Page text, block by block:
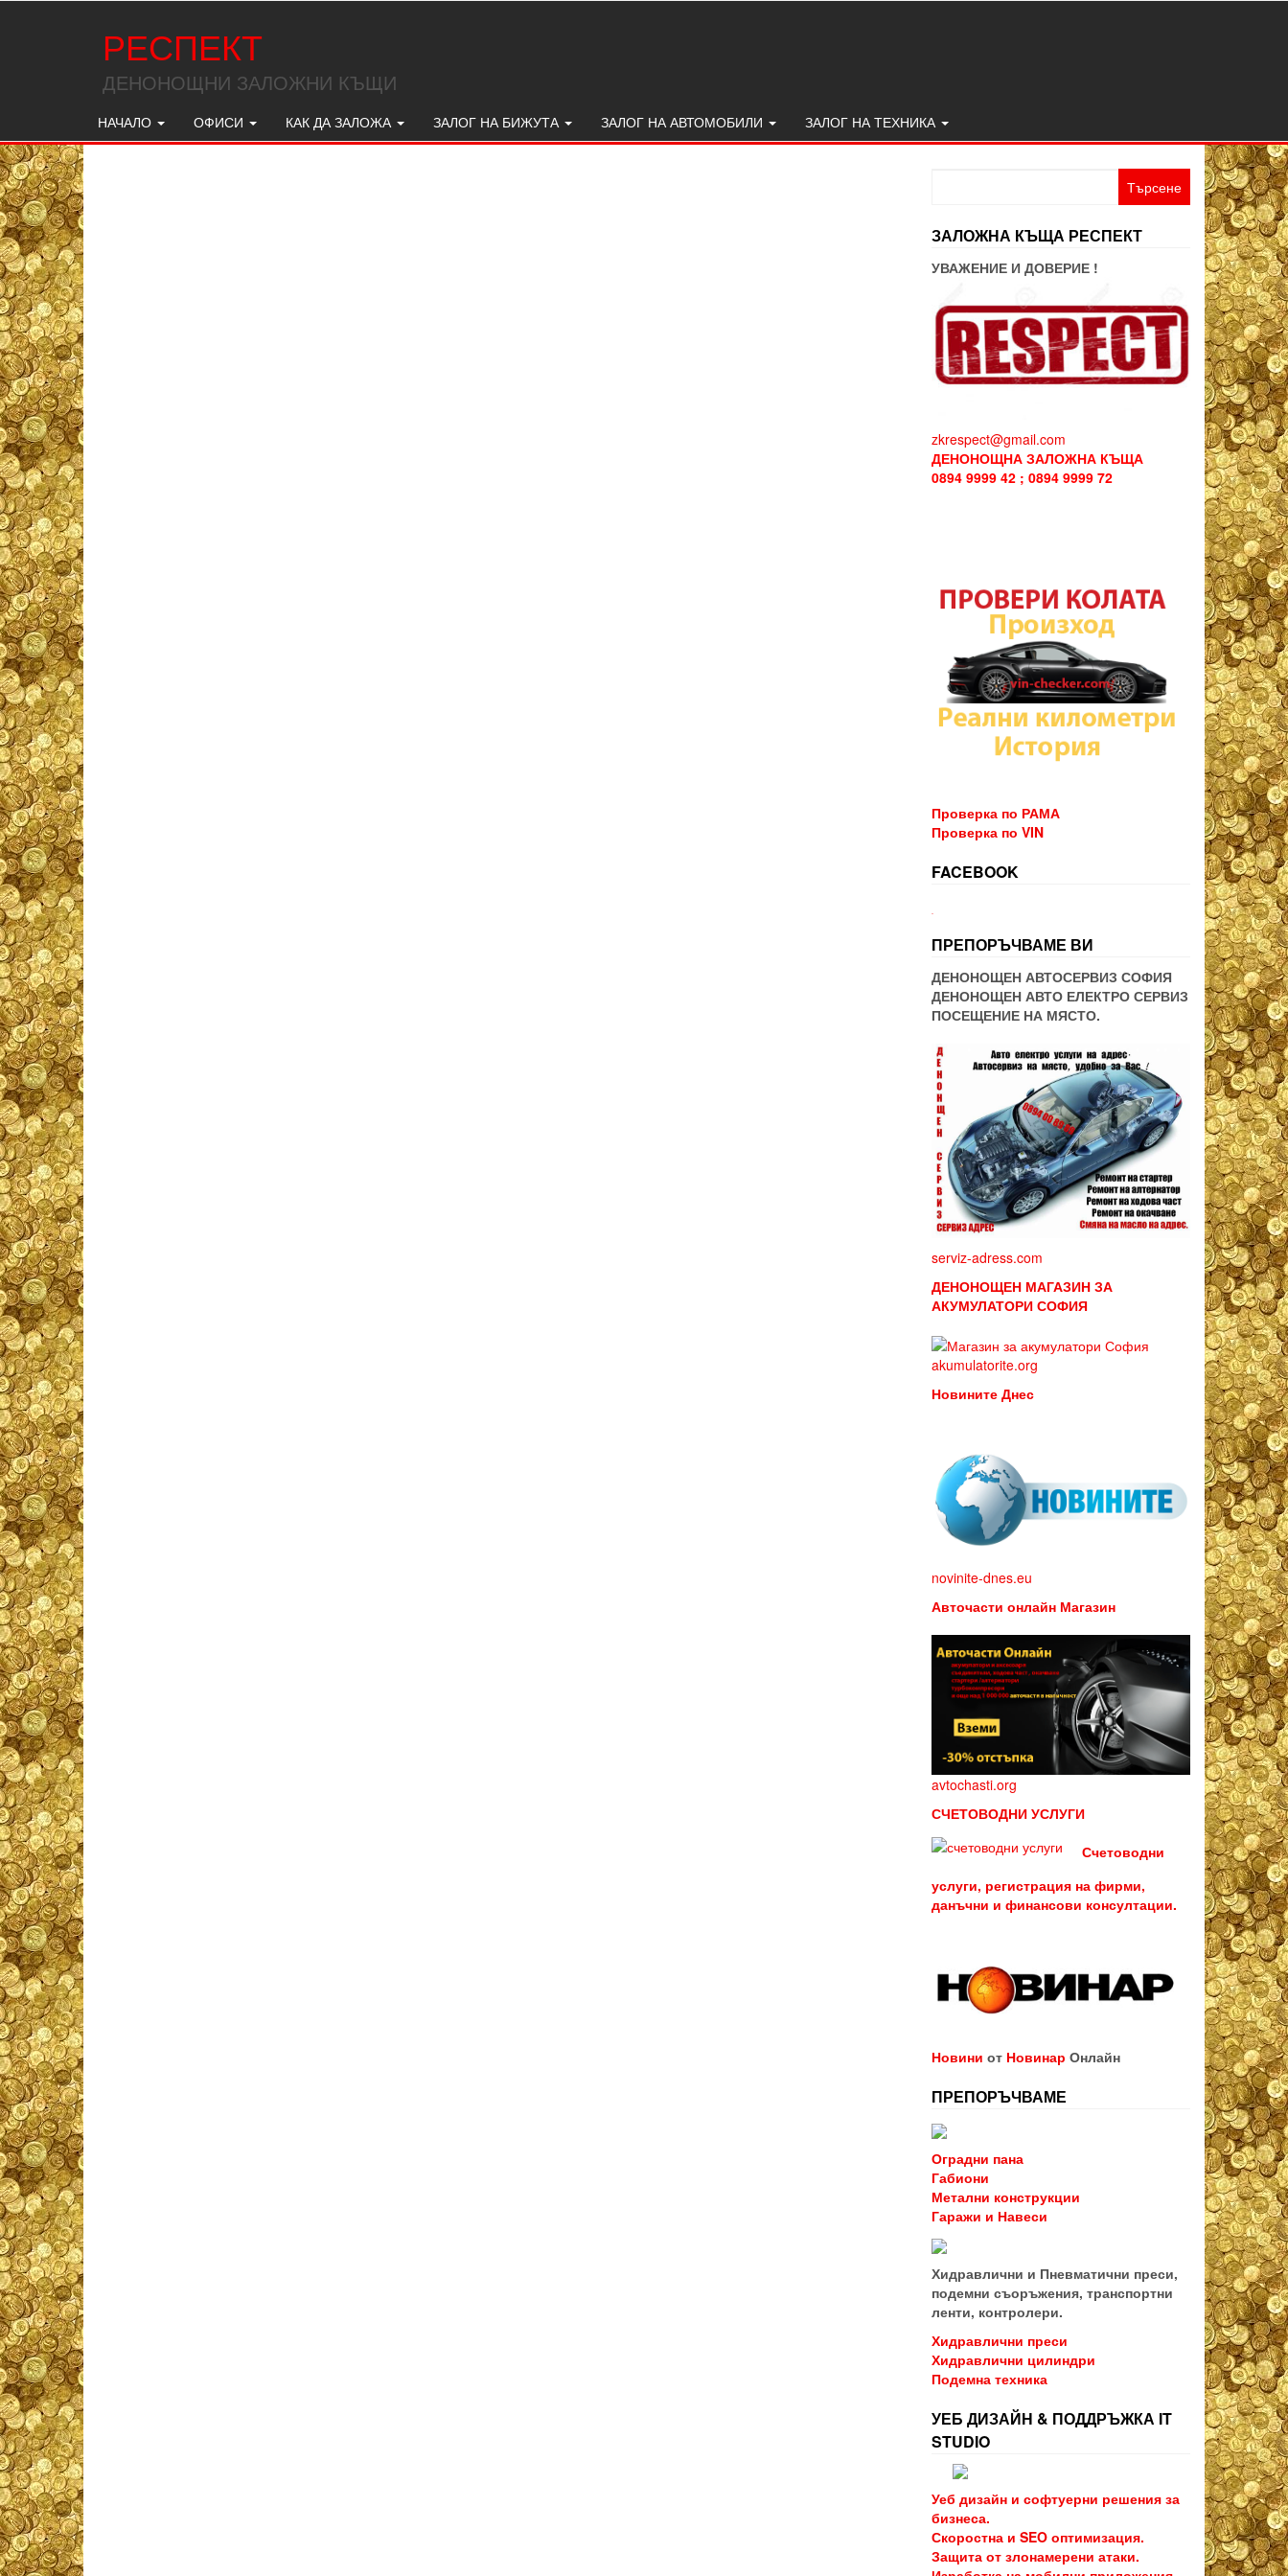
РЕСПЕКТ
ДЕНОНОЩНИ ЗАЛОЖНИ КЪЩИ
НАЧАЛО ОФИСИ КАК ДА ЗАЛОЖА ЗАЛОГ НА БИЖУТА ЗАЛОГ НА АВТОМОБИЛИ ЗАЛОГ НА ТЕХНИКА
ЗАЛОЖНА КЪЩА РЕСПЕКТ
УВАЖЕНИЕ И ДОВЕРИЕ !
zkrespect@gmail.com
ДЕНОНОЩНА ЗАЛОЖНА КЪЩА
0894 9999 42 ; 0894 9999 72
Проверка по РАМА
Проверка по VIN
FACEBOOK
ПРЕПОРЪЧВАМЕ ВИ
ДЕНОНОЩЕН АВТОСЕРВИЗ СОФИЯ
ДЕНОНОЩЕН АВТО ЕЛЕКТРО СЕРВИЗ
ПОСЕЩЕНИЕ НА МЯСТО.
serviz-adress.com
ДЕНОНОЩЕН МАГАЗИН ЗА
АКУМУЛАТОРИ СОФИЯ
akumulatorite.org
Новините Днес
novinite-dnes.eu
Авточасти онлайн Магазин
avtochasti.org
СЧЕТОВОДНИ УСЛУГИ
Счетоводни
услуги, регистрация на фирми,
данъчни и финансови консултации.
Новини от Новинар Онлайн
ПРЕПОРЪЧВАМЕ
Оградни пана
Габиони
Метални конструкции
Гаражи и Навеси
Хидравлични и Пневматични преси,
подемни съоръжения, транспортни
ленти, контролери.
Хидравлични преси
Хидравлични цилиндри
Подемна техника
УЕБ ДИЗАЙН & ПОДДРЪЖКА IT
STUDIO
Уеб дизайн и софтуерни решения за
бизнеса.
Скоростна и SEO оптимизация.
Защита от злонамерени атаки.